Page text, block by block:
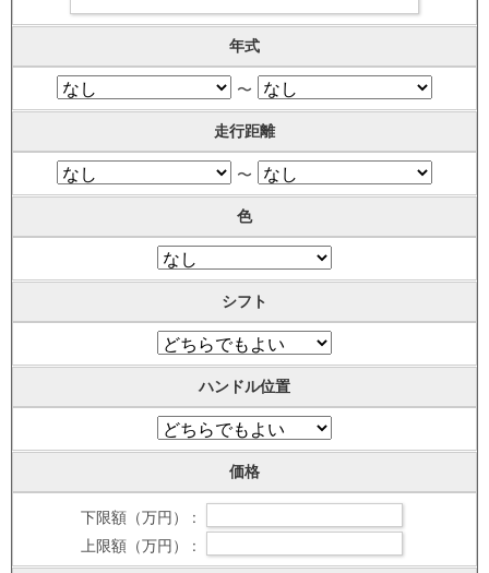
年式
〜
走行距離
〜
色
シフト
ハンドル位置
価格
下限額（万円） :
上限額（万円） :